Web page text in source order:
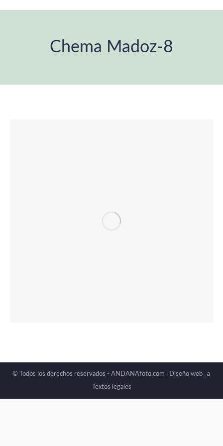
Chema Madoz-8
© Todos los derechos reservados - ANDANAfoto.com | Diseño web _a
Textos legales